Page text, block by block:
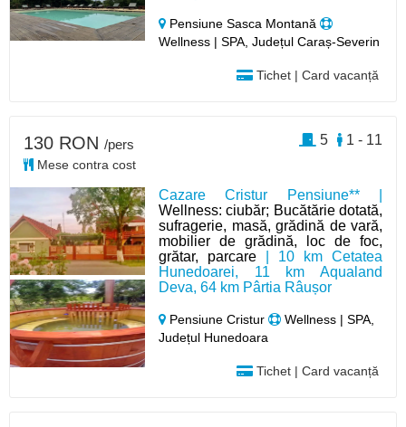
Pensiune Sasca Montană
Wellness | SPA, Județul Caraș-Severin
Tichet | Card vacanță
Cazare Cristur Pensiune** |
Wellness: ciubăr; Bucătărie dotată,
sufragerie, masă, grădină de vară,
mobilier de grădină, loc de foc,
grătar, parcare | 10 km Cetatea
Hunedoarei, 11 km Aqualand
Deva, 64 km Pârtia Râușor
Pensiune Cristur
Wellness | SPA,
Județul Hunedoara
Tichet | Card vacanță
130 RON /pers
Mese contra cost
1 - 11
5